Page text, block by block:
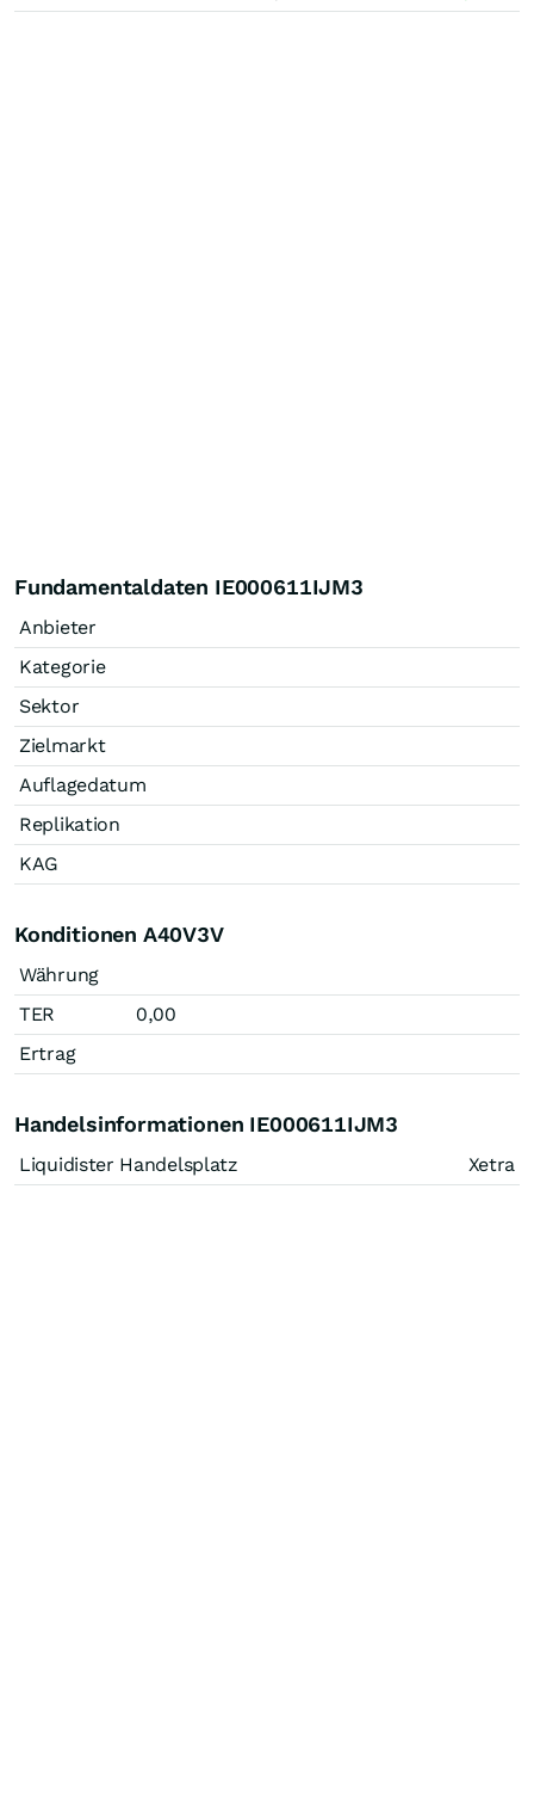
Fundamentaldaten IE000611IJM3
Anbieter
Kategorie
Sektor
Zielmarkt
Auflagedatum
Replikation
KAG
Konditionen A40V3V
Währung
TER
0,00
Ertrag
Handelsinformationen IE000611IJM3
Liquidister Handelsplatz Xetra